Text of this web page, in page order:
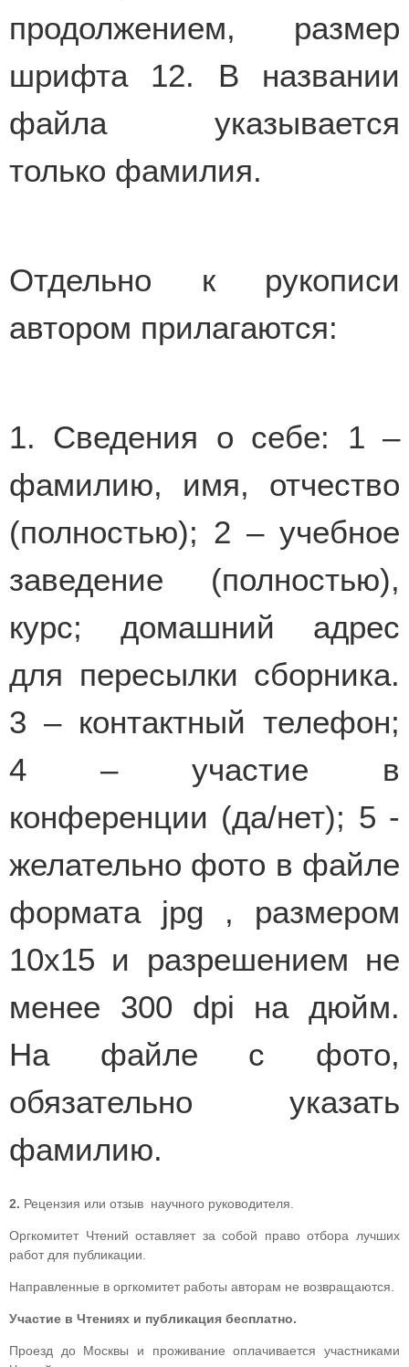
продолжением, размер
шрифта 12. В названии
файла указывается
только фамилия.
Отдельно к рукописи
автором прилагаются:
1. Сведения о себе: 1 –
фамилию, имя, отчество
(полностью); 2 – учебное
заведение (полностью),
курс; домашний адрес
для пересылки сборника.
3 – контактный телефон;
4 – участие в
конференции (да/нет); 5 -
желательно фото в файле
формата jpg , размером
10x15 и разрешением не
менее 300 dpi на дюйм.
На файле с фото,
обязательно указать
фамилию.
2. Рецензия или отзыв научного руководителя.
Оргкомитет Чтений оставляет за собой право отбора лучших
работ для публикации.
Направленные в оргкомитет работы авторам не возвращаются.
Участие в Чтениях и публикация бесплатно.
Проезд до Москвы и проживание оплачивается участниками